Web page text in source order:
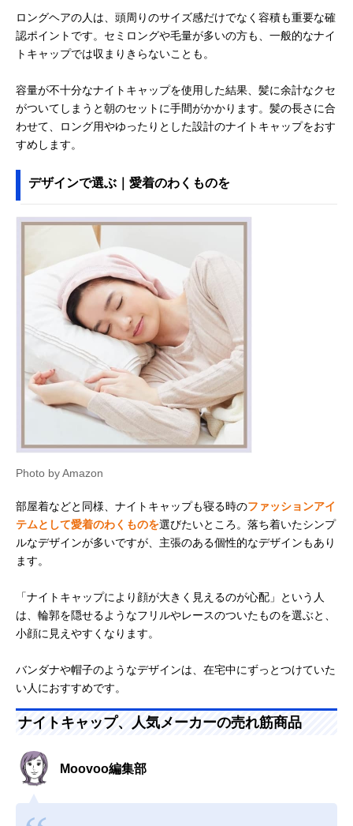
ロングヘアの人は、頭周りのサイズ感だけでなく容積も重要な確
認ポイントです。セミロングや毛量が多いの方も、一般的なナイ
トキャップでは収まりきらないことも。
容量が不十分なナイトキャップを使用した結果、髪に余計なクセ
がついてしまうと朝のセットに手間がかかります。髪の長さに合
わせて、ロング用やゆったりとした設計のナイトキャップをおす
すめします。
デザインで選ぶ｜愛着のわくものを
Photo by Amazon
部屋着などと同様、ナイトキャップも寝る時のファッションアイ
テムとして愛着のわくものを選びたいところ。落ち着いたシンプ
ルなデザインが多いですが、主張のある個性的なデザインもあり
ます。
「ナイトキャップにより顔が大きく見えるのが心配」という人
は、輪郭を隠せるようなフリルやレースのついたものを選ぶと、
小顔に見えやすくなります。
バンダナや帽子のようなデザインは、在宅中にずっとつけていた
い人におすすめです。
ナイトキャップ、人気メーカーの売れ筋商品
Moovoo編集部